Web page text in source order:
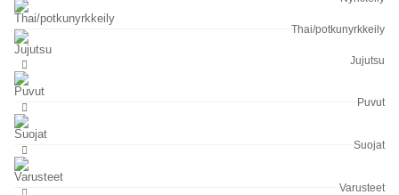
Thai/potkunyrkkeily
Jujutsu
Puvut
Suojat
Varusteet